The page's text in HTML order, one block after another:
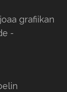
grafiikan
-